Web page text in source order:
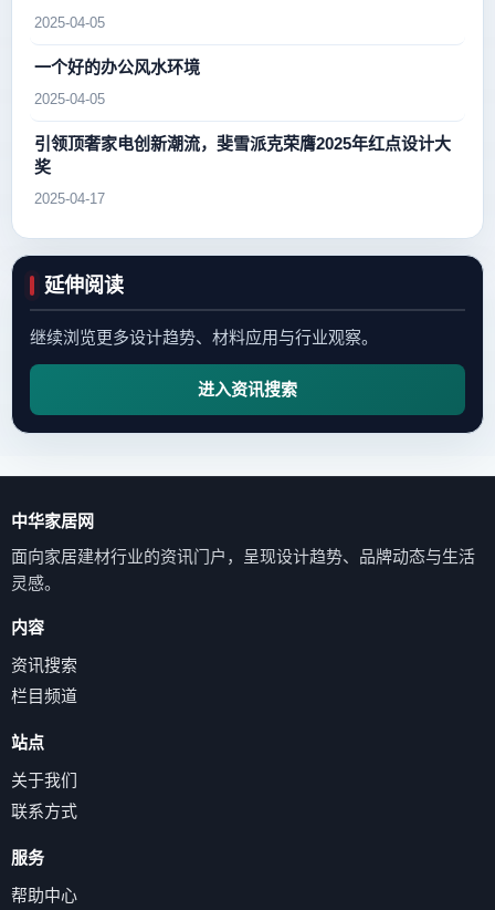
2025-04-05
一个好的办公风水环境
2025-04-05
引领顶奢家电创新潮流，斐雪派克荣膺2025年红点设计大
奖
2025-04-17
延伸阅读
继续浏览更多设计趋势、材料应用与行业观察。
进入资讯搜索
中华家居网
面向家居建材行业的资讯门户，呈现设计趋势、品牌动态与生活
灵感。
内容
资讯搜索
栏目频道
站点
关于我们
联系方式
服务
帮助中心